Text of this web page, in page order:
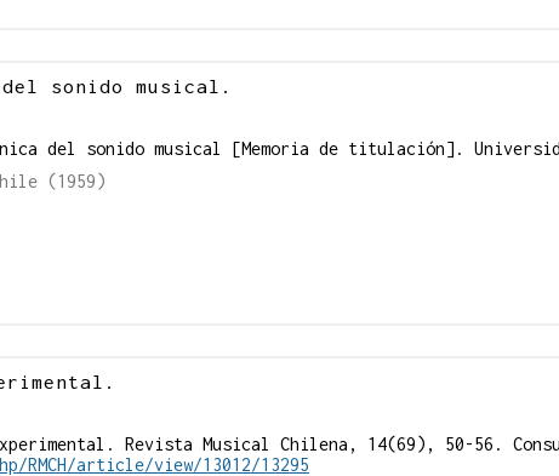
sonido musical.
del sonido musical [Memoria de titulación].
(1959)
Revista Musical Chilena, 14(69), 50-56.
article/view/13012/13295